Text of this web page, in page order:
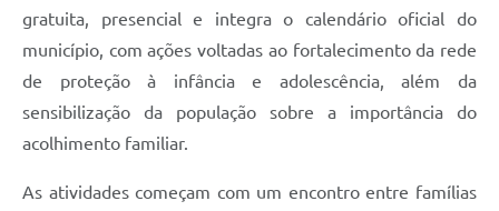
Serviços Online
Telefones Úteis
Enquete
Jornal
gratuita, presencial e integra o calendário oficial do
município, com ações voltadas ao fortalecimento da rede
de proteção à infância e adolescência, além da
sensibilização da população sobre a importância do
acolhimento familiar.
As atividades começam com um encontro entre famílias